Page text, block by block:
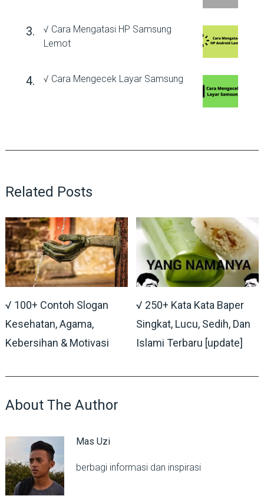
√ Cara Mengatasi HP Samsung
Lemot
√ Cara Mengecek Layar Samsung
Related Posts
√ 100+ Contoh Slogan
Kesehatan, Agama,
Kebersihan & Motivasi
√ 250+ Kata Kata Baper
Singkat, Lucu, Sedih, Dan
Islami Terbaru [update]
About The Author
Mas Uzi
berbagi informasi dan inspirasi